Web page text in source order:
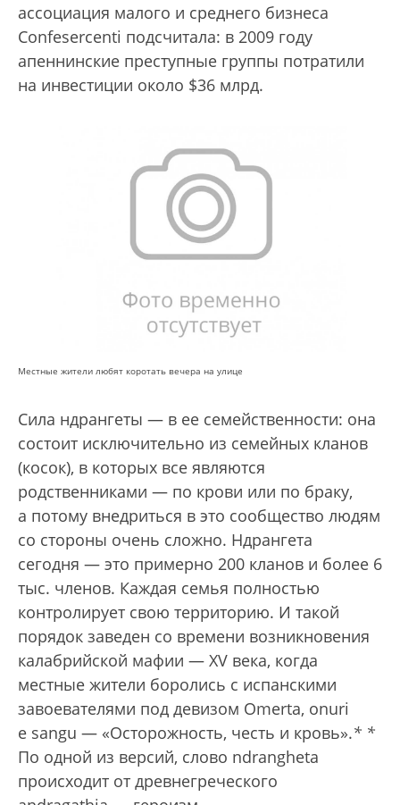
ассоциация малого и среднего бизнеса
Confesercenti подсчитала: в 2009 году
апеннинские преступные группы потратили
на инвестиции около $36 млрд.
Местные жители любят коротать вечера на улице
Сила ндрангеты — в ее семейственности: она
состоит исключительно из семейных кланов
(косок), в которых все являются
родственниками — по крови или по браку,
а потому внедриться в это сообщество людям
со стороны очень сложно. Ндрангета
сегодня — это примерно 200 кланов и более 6
тыс. членов. Каждая семья полностью
контролирует свою территорию. И такой
порядок заведен со времени возникновения
калабрийской мафии — XV века, когда
местные жители боролись с испанскими
завоевателями под девизом Omerta, onuri
e sangu — «Осторожность, честь и кровь».* *
По одной из версий, слово ndrangheta
происходит от древнегреческого